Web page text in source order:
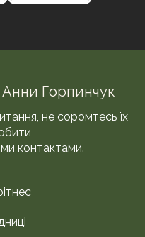
Горпинчук
не соромтесь їх
контактами.